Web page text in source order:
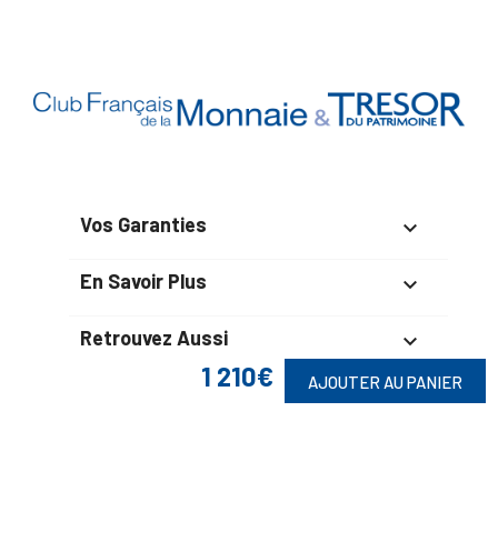
1 210€ AJOUTER AU PANIER
Vos Garanties 
En Savoir Plus 
Retrouvez Aussi 